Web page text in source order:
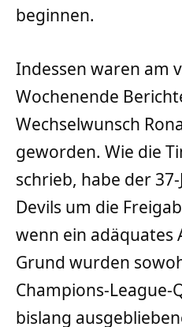
beginnen.
Indessen waren am
Wochenende
Wechselwunsch
geworden. Wie die
schrieb, habe der
Devils um die
wenn ein adäquates
Grund wurden
Champions-League-
bislang